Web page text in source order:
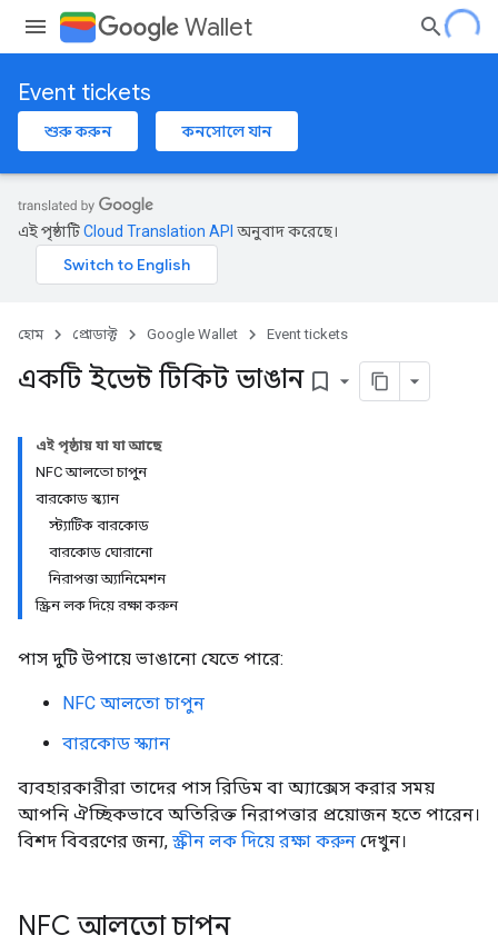
Wallet
Event tickets
শুরু করুন কনসোলে যান
এই পৃষ্ঠাটিCloud Translation API অনুবাদ করেছে।
হোম প্রোডাক্ট Google Wallet Event tickets
একটি ইভেন্ট টিকিট ভাঙান bookmark_border
এই পৃষ্ঠায় যা যা আছে
NFC আলতো চাপুন
বারকোড স্ক্যান
স্ট্যাটিক বারকোড
বারকোড ঘোরানো
নিরাপত্তা অ্যানিমেশন
স্ক্রিন লক দিয়ে রক্ষা করুন
পাস দুটি উপায়ে ভাঙানো যেতে পারে:
NFC আলতো চাপুন
বারকোড স্ক্যান
ব্যবহারকারীরা তাদের পাস রিডিম বা অ্যাক্সেস করার সময়
আপনি ঐচ্ছিকভাবে অতিরিক্ত নিরাপত্তার প্রয়োজন হতে পারেন।
বিশদ বিবরণের জন্য, স্ক্রীন লক দিয়ে রক্ষা করুন দেখুন।
NFC আলতো চাপুন